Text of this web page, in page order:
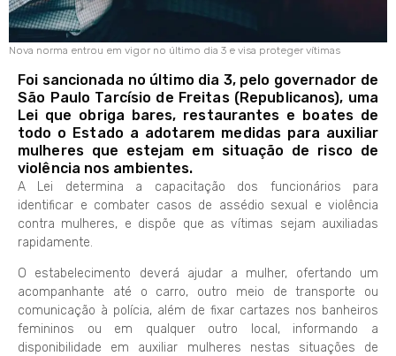
Nova norma entrou em vigor no último dia 3 e visa proteger vítimas
Foi sancionada no último dia 3, pelo governador de
São Paulo Tarcísio de Freitas (Republicanos), uma
Lei que obriga bares, restaurantes e boates de
todo o Estado a adotarem medidas para auxiliar
mulheres que estejam em situação de risco de
violência nos ambientes.
A Lei determina a capacitação dos funcionários para
identificar e combater casos de assédio sexual e violência
contra mulheres, e dispõe que as vítimas sejam auxiliadas
rapidamente.
O estabelecimento deverá ajudar a mulher, ofertando um
acompanhante até o carro, outro meio de transporte ou
comunicação à polícia, além de fixar cartazes nos banheiros
femininos ou em qualquer outro local, informando a
disponibilidade em auxiliar mulheres nestas situações de